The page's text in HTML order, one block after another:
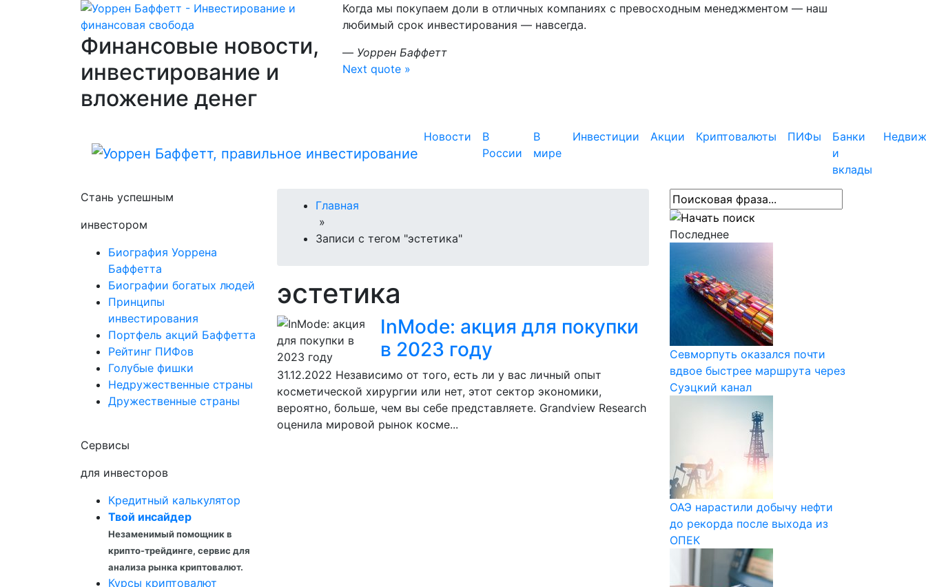
Финансовые новости,
инвестирование и
вложение денег
Когда мы покупаем доли в отличных компаниях с превосходным менеджментом — наш
любимый срок инвестирования — навсегда.
— Уоррен Баффетт
Next quote »
Новости
В
России
В
мире
Инвестиции Акции Криптовалюты ПИФы
Банки
и
вклады
Стань успешным
инвестором
Биография Уоррена
Баффетта
Биографии богатых людей
Принципы
инвестирования
Портфель акций Баффетта
Рейтинг ПИФов
Голубые фишки
Недружественные страны
Дружественные страны
Сервисы
для инвесторов
Кредитный калькулятор
Твой инсайдер
Незаменимый помощник в
крипто-трейдинге, сервис для
анализа рынка криптовалют.
Курсы криптовалют
Главная
»
Записи с тегом "эстетика"
эстетика
InMode: акция для покупки
в 2023 году
31.12.2022 Независимо от того, есть ли у вас личный опыт
косметической хирургии или нет, этот сектор экономики,
вероятно, больше, чем вы себе представляете. Grandview Research
оценила мировой рынок косме...
Последнее
Севморпуть оказался почти
вдвое быстрее маршрута через
Суэцкий канал
ОАЭ нарастили добычу нефти
до рекорда после выхода из
ОПЕК